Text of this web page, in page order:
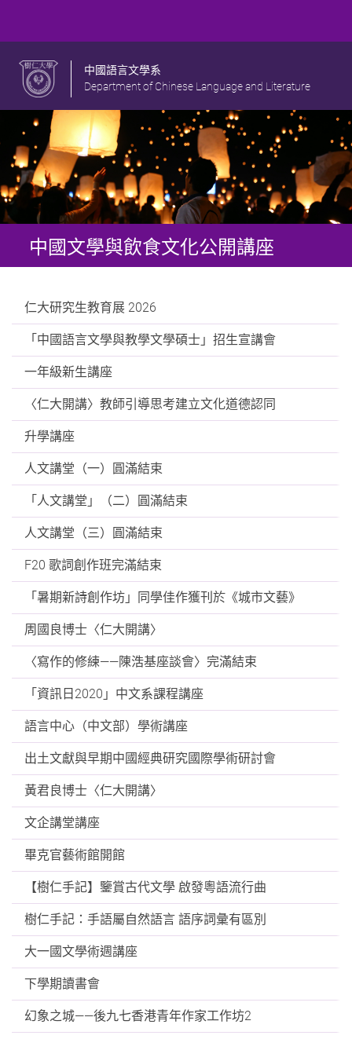
中國語言文學系
Department of Chinese Language and Literature
中國文學與飲食文化公開講座
仁大研究生教育展 2026
「中國語言文學與教學文學碩士」招生宣講會
一年級新生講座
〈仁大開講〉教師引導思考建立文化道德認同
升學講座
人文講堂（一）圓滿結束
「人文講堂」（二）圓滿結束
人文講堂（三）圓滿結束
F20 歌詞創作班完滿結束
「暑期新詩創作坊」同學佳作獲刊於《城市文藝》
周國良博士〈仁大開講〉
〈寫作的修練——陳浩基座談會〉完滿結束
「資訊日2020」中文系課程講座
語言中心（中文部）學術講座
出土文獻與早期中國經典研究國際學術研討會
黃君良博士〈仁大開講〉
文企講堂講座
畢克官藝術館開館
【樹仁手記】鑒賞古代文學 啟發粵語流行曲
樹仁手記：手語屬自然語言 語序詞彙有區別
大一國文學術週講座
下學期讀書會
幻象之城——後九七香港青年作家工作坊2